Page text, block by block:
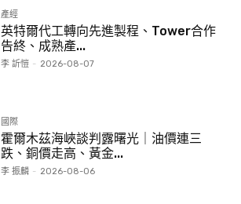
產經
英特爾代工轉向先進製程、Tower合作
告終、成熟產...
李 訢愷 - 2026-08-07
國際
霍爾木茲海峽談判露曙光｜油價連三
跌、銅價走高、黃金...
李 振麟 - 2026-08-06